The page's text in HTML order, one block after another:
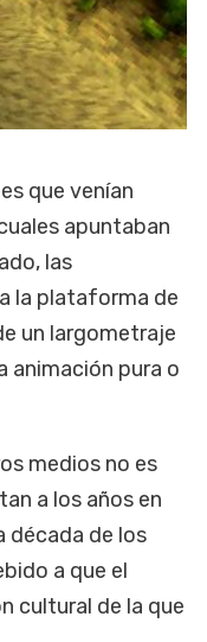
que venían
apuntaban
las
la plataforma de
un largometraje
animación pura o
medios no es
a los años en
década de los
a que el
cultural de la que